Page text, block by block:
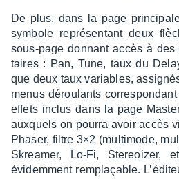
De plus, dans la page
symbole repré­sen­tant deux
sous-page donnant accès à
taires : Pan, Tune, taux du
que deux taux variables,
menus dérou­lants
effets inclus dans la page
auxquels on pourra avoir accès
Phaser, filtre 3×2 (multi­mode,
Skrea­mer, Lo-Fi, Stereoi­zer,
évidem­ment remplaçable.